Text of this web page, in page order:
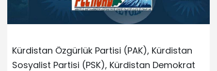
Kürdistan Özgürlük Partisi (PAK), Kürdistan
Sosyalist Partisi (PSK), Kürdistan Demokrat